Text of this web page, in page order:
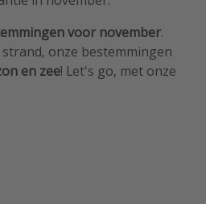
voor november.
onze bestemmingen
en zee! Let's go, met onze